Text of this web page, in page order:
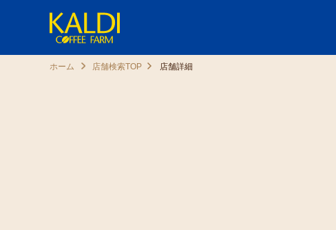
ホーム 店舗検索TOP 店舗詳細